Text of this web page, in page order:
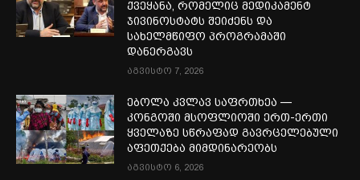
ქვეყანა, რომელიც მედიკამენტ
ჯივინოსტატს შეიძენს და
სახელმწიფო პროგრამაში
დანერგავს
აგვისტო 7, 2026
ებოლა კვლავ საფრთხეა —
კონგოში მსოფლიოში ერთ-ერთი
ყველაზე სწრაფად გავრცელებული
აფეთქება მიმდინარეობს
აგვისტო 6, 2026